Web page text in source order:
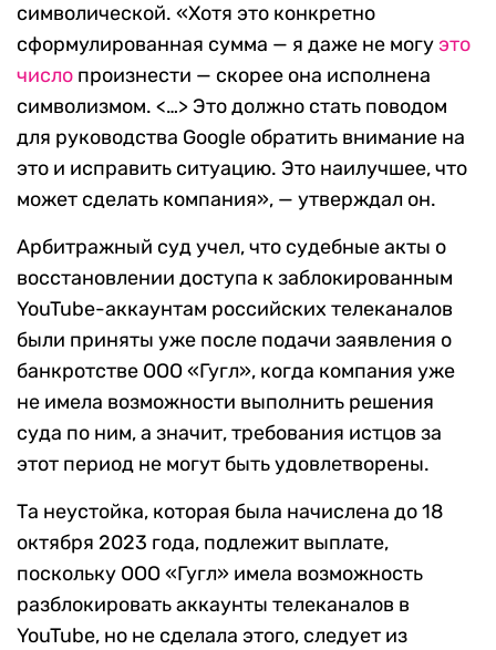
символической. «Хотя это конкретно
сформулированная сумма — я даже не могу это
число произнести — скорее она исполнена
символизмом. <…> Это должно стать поводом
для руководства Google обратить внимание на
это и исправить ситуацию. Это наилучшее, что
может сделать компания», — утверждал он.
Арбитражный суд учел, что судебные акты о
восстановлении доступа к заблокированным
YouTube-аккаунтам российских телеканалов
были приняты уже после подачи заявления о
банкротстве ООО «Гугл», когда компания уже
не имела возможности выполнить решения
суда по ним, а значит, требования истцов за
этот период не могут быть удовлетворены.
Та неустойка, которая была начислена до 18
октября 2023 года, подлежит выплате,
поскольку ООО «Гугл» имела возможность
разблокировать аккаунты телеканалов в
YouTube, но не сделала этого, следует из